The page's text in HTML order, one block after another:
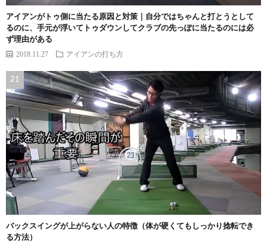
アイアンがトゥ側に当たる原因と対策｜自分ではちゃんと打とうとして
るのに、手元が浮いてトゥダウンしてクラブの先っぽに当たるのには必
ず理由がある
2018.11.27 アイアンの打ち方
バックスイングが上がらない人の特徴（体が硬くてもしっかり捻転でき
る方法）